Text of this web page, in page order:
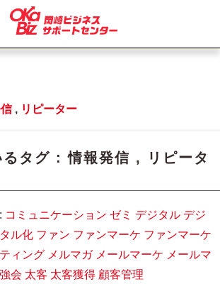
, リピーター
るタグ :情報発信 ,
リピータ
コミュニケーション ゼミ デジタル デジ
ル化 ファン ファンマーケ ファンマーケ
ィング メルマガ メールマーケ メールマ
会 太客 太客獲得 顧客管理